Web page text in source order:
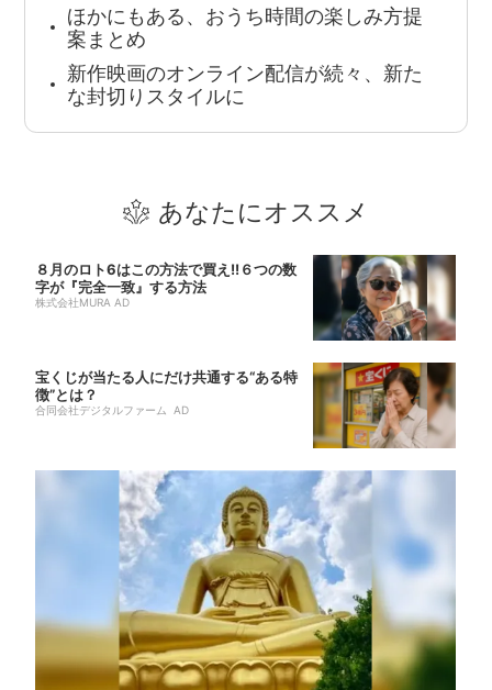
ほかにもある、おうち時間の楽しみ方提
案まとめ
新作映画のオンライン配信が続々、新た
な封切りスタイルに
あなたにオススメ
８月のロト6はこの方法で買え!!６つの数
字が『完全一致』する方法
株式会社MURA AD
宝くじが当たる人にだけ共通する“ある特
徴”とは？
合同会社デジタルファーム AD